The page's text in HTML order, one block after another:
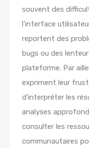
souvent des
l’interface
reportent des
bugs ou des
plateforme. Par
expriment leur
d’interpréter les
analyses
consulter les
communautaires